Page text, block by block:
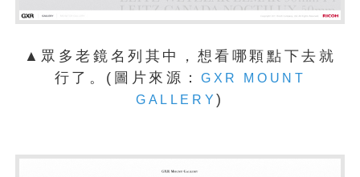
▲眾多老鏡名列其中，想看哪顆點下去就
行了。(圖片來源： GXR MOUNT
GALLERY )